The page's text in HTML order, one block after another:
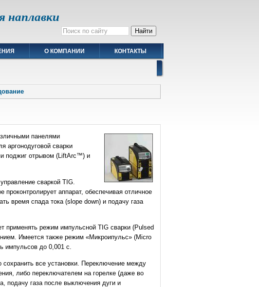
наплавки
О КОМПАНИИ КОНТАКТЫ
панелями
аргонодуговой сварки
поджиг отрывом (LiftArc™) и
сваркой TIG.
аппарат, обеспечивая отличное
время спада тока (slope down) и подачу газа
применять режим импульсной TIG сварки (Pulsed
Имеется также режим «Микроипульс» (Micro
импульсов до 0,001 с.
все установки. Переключение между
либо переключателем на горелке (даже во
подачу газа после выключения дуги и